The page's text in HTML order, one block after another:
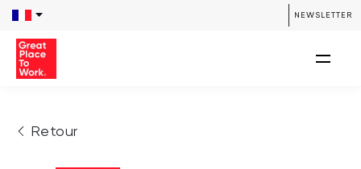
NEWSLETTER
Retour